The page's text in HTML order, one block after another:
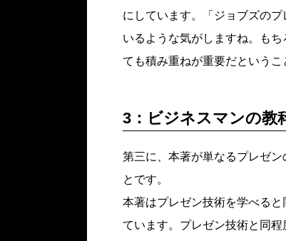
にしています。「ジョブズの
いるような気がしますね。も
ても積み重ねが重要だというこ
3：ビジネスマンの教
第三に、本著が単なるプレゼ
とです。
本著はプレゼン技術を学べる
ています。プレゼン技術と同